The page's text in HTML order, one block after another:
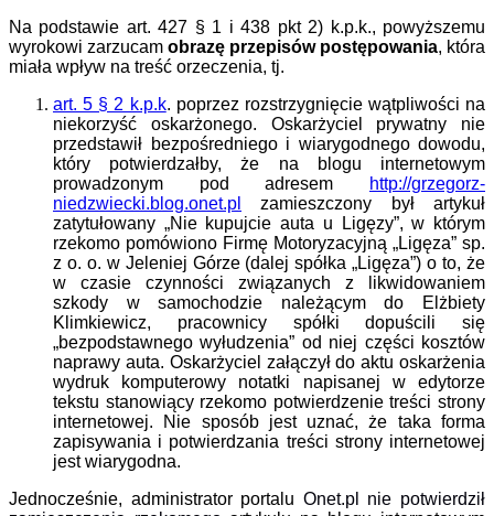
Na podstawie art. 427 § 1 i 438 pkt 2) k.p.k., powyższemu
wyrokowi zarzucam obrazę przepisów postępowania, która
miała wpływ na treść orzeczenia, tj.
art. 5 § 2 k.p.k. poprzez rozstrzygnięcie wątpliwości na
niekorzyść oskarżonego. Oskarżyciel prywatny nie
przedstawił bezpośredniego i wiarygodnego dowodu,
który potwierdzałby, że na blogu internetowym
prowadzonym pod adresem
http://grzegorz-
niedzwiecki.blog.onet.pl
zamieszczony był artykuł
zatytułowany „Nie kupujcie auta u Ligęzy”, w którym
rzekomo pomówiono Firmę Motoryzacyjną „Ligęza” sp.
z o. o. w Jeleniej Górze (dalej spółka „Ligęza”) o to, że
w czasie czynności związanych z likwidowaniem
szkody w samochodzie należącym do Elżbiety
Klimkiewicz, pracownicy spółki dopuścili się
„bezpodstawnego wyłudzenia” od niej części kosztów
naprawy auta. Oskarżyciel załączył do aktu oskarżenia
wydruk komputerowy notatki napisanej w edytorze
tekstu stanowiący rzekomo potwierdzenie treści strony
internetowej. Nie sposób jest uznać, że taka forma
zapisywania i potwierdzania treści strony internetowej
jest wiarygodna.
Jednocześnie, administrator portalu Onet.pl nie potwierdził